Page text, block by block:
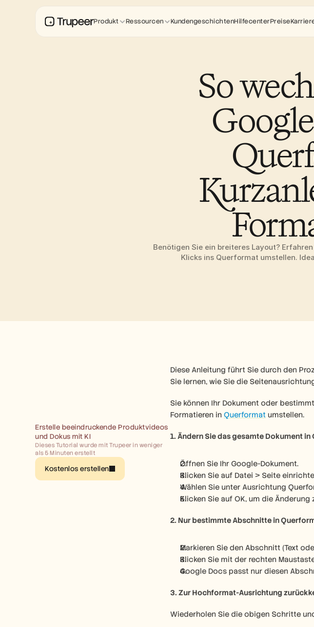
So
Benötigen Sie ein breiteres Layout?
Klicks ins Querformat umstellen.
Erstelle beeindruckende Produktvideos
und Dokus mit KI
Dieses Tutorial wurde mit Trupeer in weniger
als 5 Minuten erstellt
Kostenlos erstellen
Diese Anleitung führt Sie durch den
Sie lernen, wie Sie die
Sie können Ihr Dokument oder
Formatieren in Querformat umstellen.
1. Ändern Sie das gesamte Dokument
Öffnen Sie Ihr Google-Dokument.
Klicken Sie auf Datei > Seite
Wählen Sie unter Ausrichtung
Klicken Sie auf OK, um die Änderung
2. Nur bestimmte Abschnitte in
Markieren Sie den Abschnitt (Text
Klicken Sie mit der rechten
Google Docs passt nur diesen
3. Zur Hochformat-Ausrichtung
Wiederholen Sie die obigen Schritte
Produkt Ressourcen KundengeschichtenHilfecenterPreise